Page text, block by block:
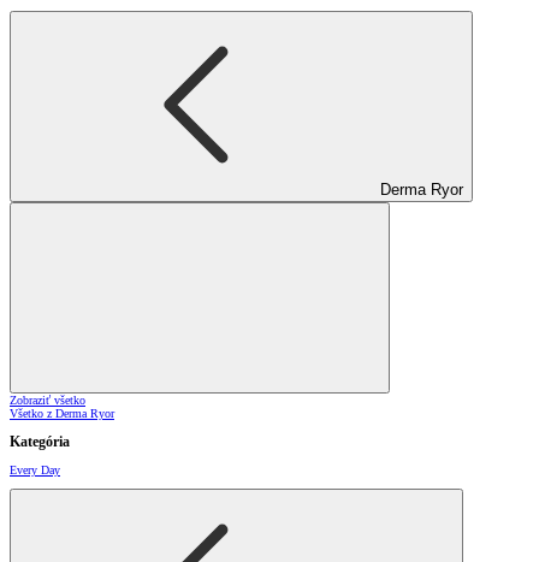
Derma Ryor
Zobraziť všetko
Všetko z Derma Ryor
Kategória
Every Day